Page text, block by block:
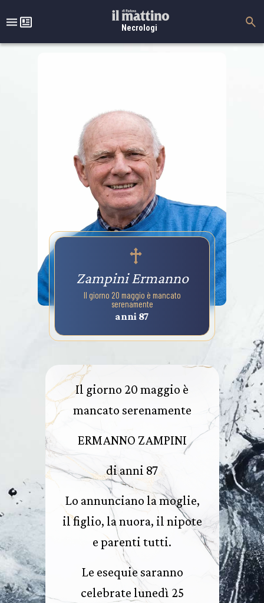
Necrologi
Zampini Ermanno
Il giorno 20 maggio è mancato
serenamente
anni 87
Il giorno 20 maggio è
mancato serenamente
ERMANNO ZAMPINI
di anni 87
Lo annunciano la moglie,
il figlio, la nuora, il nipote
e parenti tutti.
Le esequie saranno
celebrate lunedì 25